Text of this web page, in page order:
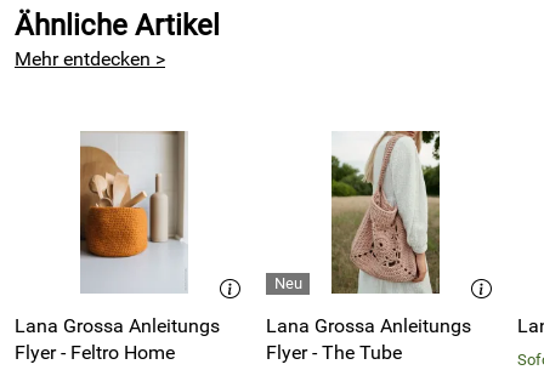
Ähnliche Artikel
Mehr entdecken >
Lana Grossa Anleitungs
Flyer - Feltro Home
Lana Grossa Anleitungs
Flyer - The Tube